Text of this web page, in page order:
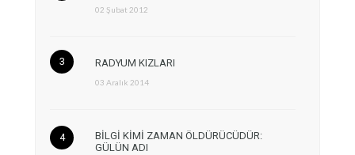
02 Şubat 2012
RADYUM KIZLARI
03 Aralık 2014
BİLGİ KİMİ ZAMAN ÖLDÜRÜCÜDÜR:
GÜLÜN ADI